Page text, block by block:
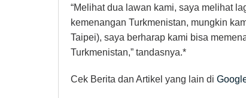
“Melihat dua lawan kami, saya melihat
kemenangan Turkmenistan, mungkin
Taipei), saya berharap kami bisa
Turkmenistan,” tandasnya.*
Cek Berita dan Artikel yang lain di